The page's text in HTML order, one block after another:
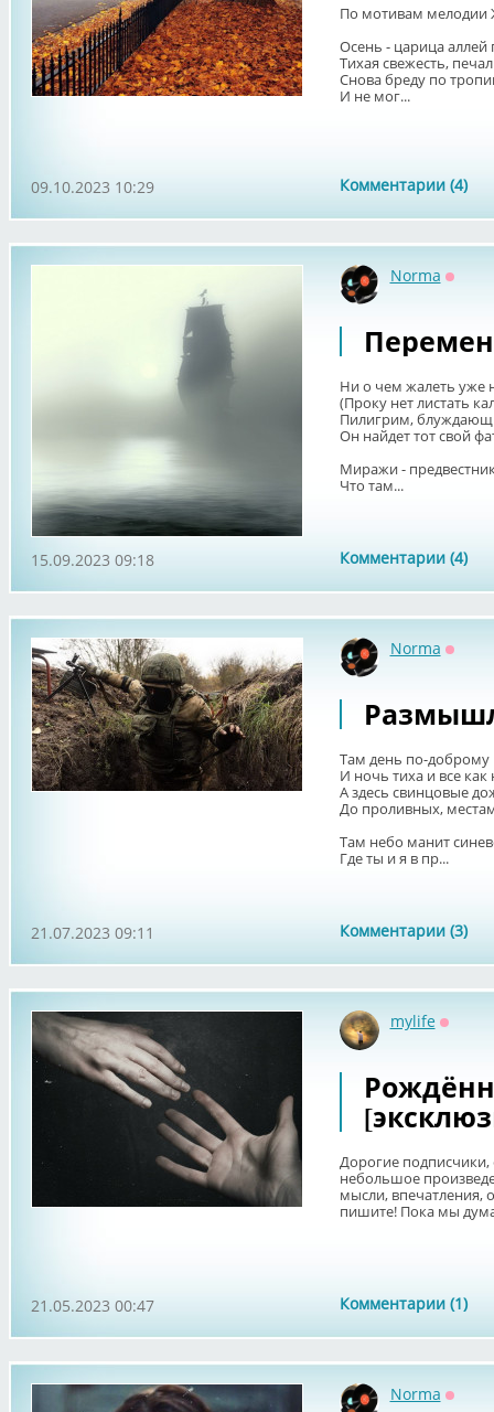
По мотивам мелодии
Осень - царица аллей
Тихая свежесть,
Снова бреду по
И не мог...
Комментарии (4)
09.10.2023 10:29
Norma
Ни о чем жалеть уже
(Проку нет листать
Пилигрим,
Он найдет тот свой
Миражи -
Что там...
Комментарии (4)
15.09.2023 09:18
Norma
Там день по-доброму
И ночь тиха и все как
А здесь свинцовые
До проливных,
Там небо манит
Где ты и я в пр...
Комментарии (3)
21.07.2023 09:11
mylife
Дорогие подписчики,
небольшое
мысли, впечатления,
пишите! Пока мы
Комментарии (1)
21.05.2023 00:47
Norma